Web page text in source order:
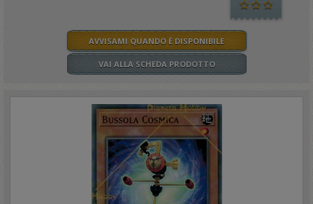
AVVISAMI QUANDO È DISPONIBILE
VAI ALLA SCHEDA PRODOTTO